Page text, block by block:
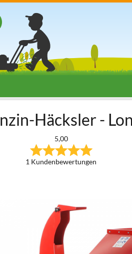
Häcksler -
5,00
1 Kundenbewertungen